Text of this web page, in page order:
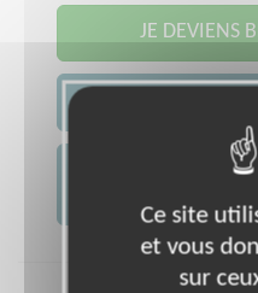
JE DEVIENS
JE
Ce site
et vous
sur